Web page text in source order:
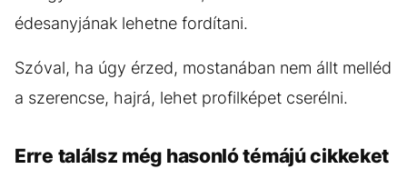
édesanyjának lehetne fordítani.
Szóval, ha úgy érzed, mostanában nem állt melléd
a szerencse, hajrá, lehet profilképet cserélni.
Erre találsz még hasonló témájú cikkeket